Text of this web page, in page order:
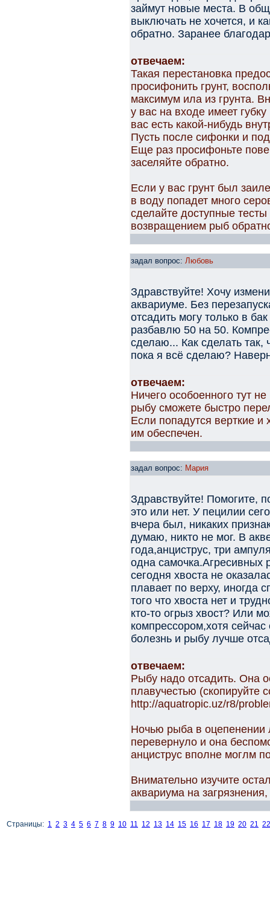
займут новые места. В
выключать не хочется, и
обратно. Заранее
отвечаем:
Такая перестановка
просифонить грунт,
максимум ила из грунта.
у вас на входе имеет
вас есть какой-нибудь
Пусть после сифонки и
Еще раз просифоньте
заселяйте обратно.
Если у вас грунт был
в воду попадет много
сделайте доступные
возвращением рыб
задал вопрос: Любовь
Здравствуйте! Хочу
аквариуме. Без
отсадить могу только в
разбавлю 50 на 50.
сделаю... Как сделать
пока я всё сделаю?
отвечаем:
Ничего особоенного тут
рыбу сможете быстро
Если попадутся верткие и
им обеспечен.
задал вопрос: Мария
Здравствуйте! Помогите,
это или нет. У пецилии
вчера был, никаких
думаю, никто не мог. В
года,анциструс, три
одна самочка.Агресивных
сегодня хвоста не
плавает по верху, иногда
того что хвоста нет и
кто-то огрыз хвост? Или
компрессором,хотя
болезнь и рыбу лучше
отвечаем:
Рыбу надо отсадить. Она
плавучестью (скопируйте
http://aquatropic.uz/r8/
Ночью рыба в оцепенении
перевернуло и она
анциструс вполне моглм
Внимательно изучите
аквариума на
Страницы: 1 2 3 4 5 6 7 8 9 10 11 12 13 14 15 16 17 18 19 20 21 22